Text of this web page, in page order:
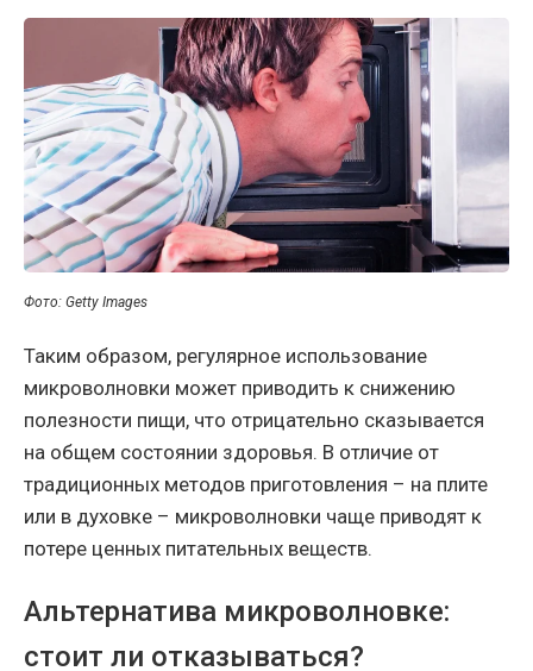
Фото: Getty Images
Таким образом, регулярное использование
микроволновки может приводить к снижению
полезности пищи, что отрицательно сказывается
на общем состоянии здоровья. В отличие от
традиционных методов приготовления – на плите
или в духовке – микроволновки чаще приводят к
потере ценных питательных веществ.
Альтернатива микроволновке:
стоит ли отказываться?